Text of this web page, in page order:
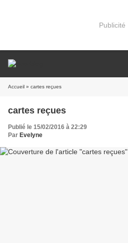
Publicité
Accueil » cartes reçues
cartes reçues
Publié le 15/02/2016 à 22:29
Par Evelyne